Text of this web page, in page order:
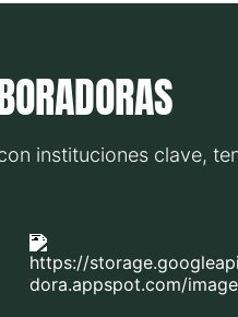
instituciones clave,